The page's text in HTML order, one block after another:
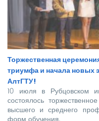
Торжественная
триумфа и начала новых
АлтГТУ!
10 июля в Рубцовском
состоялось
высшего и среднего